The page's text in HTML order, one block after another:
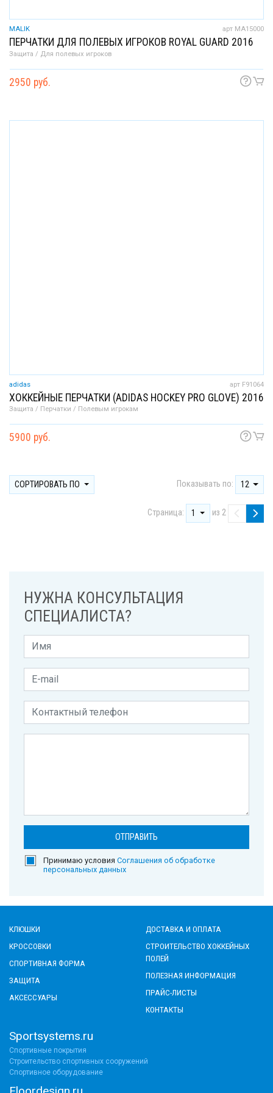
MALIK арт MA15000
ПЕРЧАТКИ ДЛЯ ПОЛЕВЫХ ИГРОКОВ ROYAL GUARD 2016
Защита / Для полевых игроков
2950 руб.
adidas арт F91064
ХОККЕЙНЫЕ ПЕРЧАТКИ (ADIDAS HOCKEY PRO GLOVE) 2016
Защита / Перчатки / Полевым игрокам
5900 руб.
СОРТИРОВАТЬ ПО Показывать по: 12
Страница: 1 из 2
НУЖНА КОНСУЛЬТАЦИЯ
СПЕЦИАЛИСТА?
Принимаю условия Соглашения об обработке
персональных данных
КЛЮШКИ
КРОССОВКИ
СПОРТИВНАЯ ФОРМА
ЗАЩИТА
АКСЕССУАРЫ
ДОСТАВКА И ОПЛАТА
СТРОИТЕЛЬСТВО ХОККЕЙНЫХ
ПОЛЕЙ
ПОЛЕЗНАЯ ИНФОРМАЦИЯ
ПРАЙС-ЛИСТЫ
КОНТАКТЫ
Sportsystems.ru
Спортивные покрытия
Строительство спортивных сооружений
Спортивное оборудование